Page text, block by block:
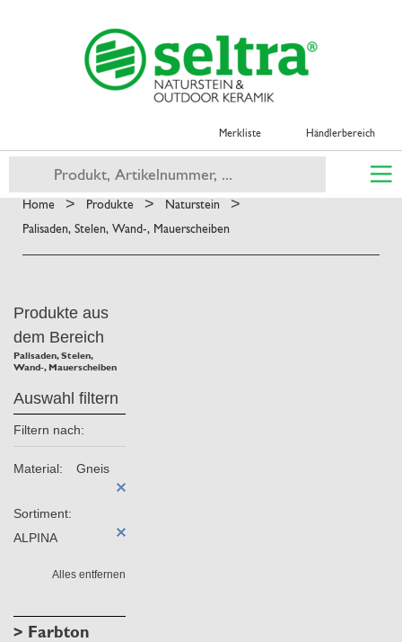
Merkliste Händlerbereich
Home > Produkte > Naturstein >
Palisaden, Stelen, Wand-, Mauerscheiben
Produkte aus
dem Bereich
Palisaden, Stelen,
Wand-, Mauerscheiben
Auswahl filtern
Filtern nach:
Material: Gneis
Sortiment:
ALPINA
Alles entfernen
> Farbton